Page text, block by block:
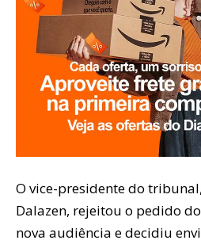
O vice-presidente do
Dalazen, rejeitou o pedido
nova audiência e decidiu